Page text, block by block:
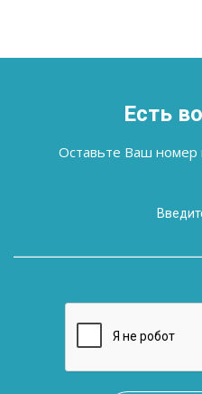
Есть
Оставьте Ваш